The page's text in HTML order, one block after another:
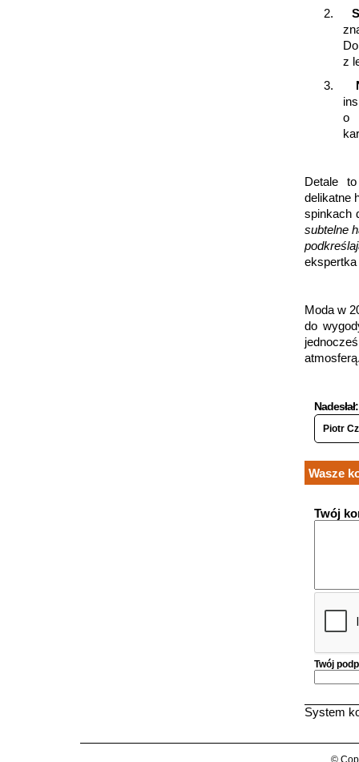
2.
z
3.
o
Detale
delikatne
spinkach
subtelne
Moda w
do
Nadesłał:
Piotr
Wasze
Twój
Twój
System
©